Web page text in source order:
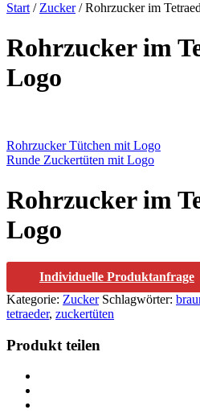
Start / Zucker /Rohrzucker im
Rohrzucker im
Logo
Rohrzucker Tütchen mit Logo
Runde Zuckertüten mit Logo
Rohrzucker im
Logo
Individuelle Produktanfrage
Kategorie: Zucker Schlagwörter:
tetraeder, zuckertüten
Produkt teilen